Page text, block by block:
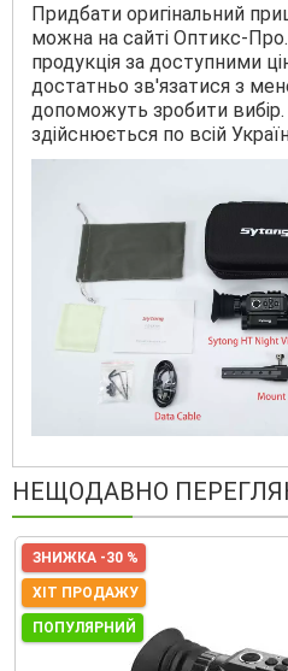
Придбати оригінальний
можна на сайті Оптикс-Про.
продукція за доступними
достатньо зв'язатися з
допоможуть зробити
здійснюється по всій
НЕЩОДАВНО
ЗНИЖКА -30 %
ХІТ ПРОДАЖУ
ПОПУЛЯРНИЙ